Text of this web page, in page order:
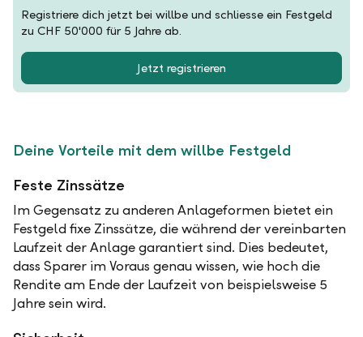
Registriere dich jetzt bei willbe und schliesse ein Festgeld
zu CHF 50'000 für 5 Jahre ab.
Jetzt registrieren
Deine Vorteile mit dem willbe Festgeld
Feste Zinssätze
Im Gegensatz zu anderen Anlageformen bietet ein
Festgeld fixe Zinssätze, die während der vereinbarten
Laufzeit der Anlage garantiert sind. Dies bedeutet,
dass Sparer im Voraus genau wissen, wie hoch die
Rendite am Ende der Laufzeit von beispielsweise 5
Jahre sein wird.